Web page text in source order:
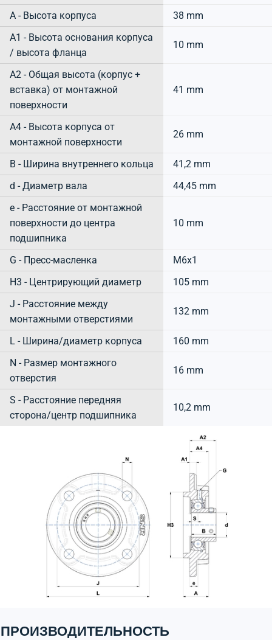
А - Высота корпуса
38 mm
A1 - Высота основания корпуса
/ высота фланца
10 mm
A2 - Общая высота (корпус +
вставка) от монтажной
поверхности
41 mm
A4 - Высота корпуса от
монтажной поверхности
26 mm
B - Ширина внутреннего кольца
41,2 mm
d - Диаметр вала
44,45 mm
e - Расстояние от монтажной
поверхности до центра
подшипника
10 mm
G - Пресс-масленка
M6x1
H3 - Центрирующий диаметр
105 mm
J - Расстояние между
монтажными отверстиями
132 mm
L - Ширина/диаметр корпуса
160 mm
N - Размер монтажного
отверстия
16 mm
S - Расстояние передняя
сторона/центр подшипника
10,2 mm
ПРОИЗВОДИТЕЛЬНОСТЬ